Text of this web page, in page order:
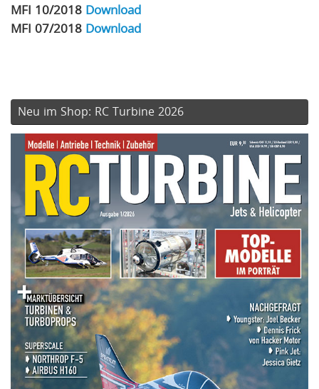
MFI 10/2018 Download
MFI 07/2018 Download
Neu im Shop: RC Turbine 2026